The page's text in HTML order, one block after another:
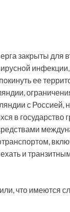
закрыты для
инфекции,
ее
с Россией,
в государство
и
что имеются